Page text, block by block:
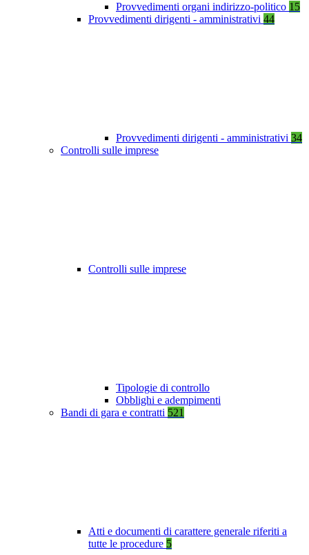
Provvedimenti organi indirizzo-politico 15
Provvedimenti dirigenti - amministrativi 44
Provvedimenti dirigenti - amministrativi 34
Controlli sulle imprese
Controlli sulle imprese
Tipologie di controllo
Obblighi e adempimenti
Bandi di gara e contratti 521
Atti e documenti di carattere generale riferiti a
tutte le procedure 5